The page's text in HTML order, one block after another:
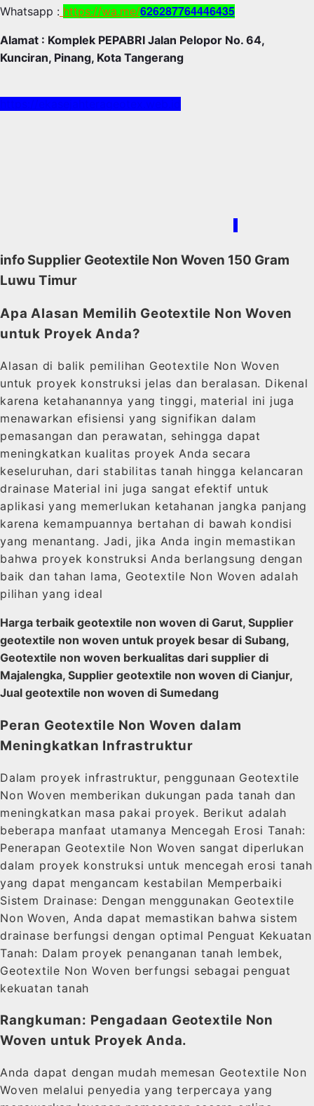
Whatsapp : https://wa.me/626287764446435
Alamat : Komplek PEPABRI Jalan Pelopor No. 64,
Kunciran, Pinang, Kota Tangerang
info Supplier Geotextile Non Woven 150 Gram
Luwu Timur
Apa Alasan Memilih Geotextile Non Woven
untuk Proyek Anda?
Alasan di balik pemilihan Geotextile Non Woven
untuk proyek konstruksi jelas dan beralasan. Dikenal
karena ketahanannya yang tinggi, material ini juga
menawarkan efisiensi yang signifikan dalam
pemasangan dan perawatan, sehingga dapat
meningkatkan kualitas proyek Anda secara
keseluruhan, dari stabilitas tanah hingga kelancaran
drainase Material ini juga sangat efektif untuk
aplikasi yang memerlukan ketahanan jangka panjang
karena kemampuannya bertahan di bawah kondisi
yang menantang. Jadi, jika Anda ingin memastikan
bahwa proyek konstruksi Anda berlangsung dengan
baik dan tahan lama, Geotextile Non Woven adalah
pilihan yang ideal
Harga terbaik geotextile non woven di Garut, Supplier
geotextile non woven untuk proyek besar di Subang,
Geotextile non woven berkualitas dari supplier di
Majalengka, Supplier geotextile non woven di Cianjur,
Jual geotextile non woven di Sumedang
Peran Geotextile Non Woven dalam
Meningkatkan Infrastruktur
Dalam proyek infrastruktur, penggunaan Geotextile
Non Woven memberikan dukungan pada tanah dan
meningkatkan masa pakai proyek. Berikut adalah
beberapa manfaat utamanya Mencegah Erosi Tanah:
Penerapan Geotextile Non Woven sangat diperlukan
dalam proyek konstruksi untuk mencegah erosi tanah
yang dapat mengancam kestabilan Memperbaiki
Sistem Drainase: Dengan menggunakan Geotextile
Non Woven, Anda dapat memastikan bahwa sistem
drainase berfungsi dengan optimal Penguat Kekuatan
Tanah: Dalam proyek penanganan tanah lembek,
Geotextile Non Woven berfungsi sebagai penguat
kekuatan tanah
Rangkuman: Pengadaan Geotextile Non
Woven untuk Proyek Anda.
Anda dapat dengan mudah memesan Geotextile Non
Woven melalui penyedia yang terpercaya yang